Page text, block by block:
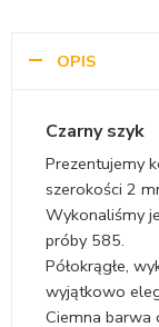
OPIS
Czarny szyk
Prezentujemy
szerokości 2
Wykonaliśmy
próby 585.
Półokrągłe,
wyjątkowo
Ciemna barwa